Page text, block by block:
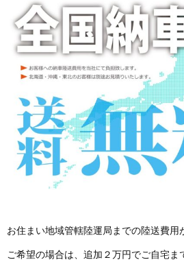
お住まい地域管轄陸運局までの陸送費用
ご希望の場合は、追加２万円でご自宅ま